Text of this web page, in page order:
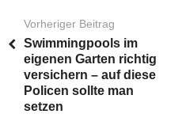
Vorheriger Beitrag
Swimmingpools im
eigenen Garten richtig
versichern – auf diese
Policen sollte man
setzen